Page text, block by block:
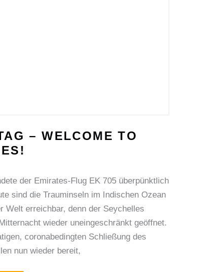
– WELCOME TO
der Emirates-Flug EK 705 überpünktlich
sind die Trauminseln im Indischen Ozean
Welt erreichbar, denn der Seychelles
wieder uneingeschränkt geöffnet.
coronabedingten Schließung des
nun wieder bereit,